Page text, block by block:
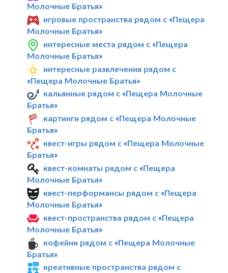
Молочные Братья»
игровые пространства рядом с «Пещера
Молочные Братья»
интересные места рядом с «Пещера
Молочные Братья»
интересные развлечения рядом с
«Пещера Молочные Братья»
кальянные рядом с «Пещера Молочные
Братья»
картинги рядом с «Пещера Молочные
Братья»
квест-игры рядом с «Пещера Молочные
Братья»
квест-комнаты рядом с «Пещера
Молочные Братья»
квест-перформансы рядом с «Пещера
Молочные Братья»
квест-пространства рядом с «Пещера
Молочные Братья»
кофейни рядом с «Пещера Молочные
Братья»
креативные пространства рядом с